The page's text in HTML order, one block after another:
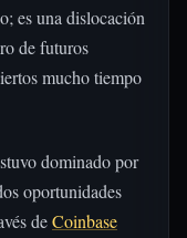
es una dislocación
de futuros
mucho tiempo
dominado por
oportunidades
deCoinbase